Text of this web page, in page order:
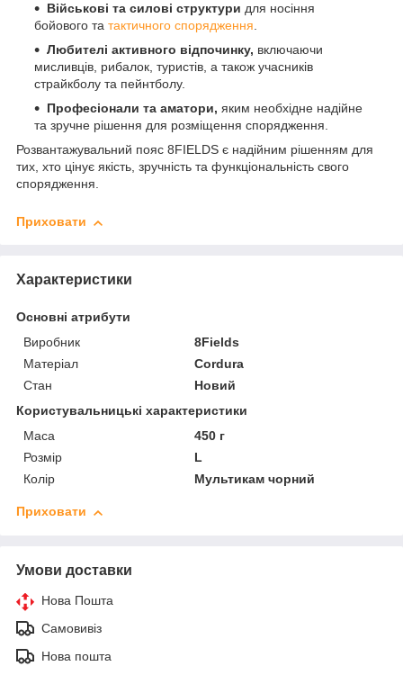
Військові та силові структури для носіння
бойового та тактичного спорядження.
Любителі активного відпочинку, включаючи
мисливців, рибалок, туристів, а також учасників
страйкболу та пейнтболу.
Професіонали та аматори, яким необхідне надійне
та зручне рішення для розміщення спорядження.
Розвантажувальний пояс 8FIELDS є надійним рішенням для
тих, хто цінує якість, зручність та функціональність свого
спорядження.
Приховати
Характеристики
Основні атрибути
Виробник
8Fields
Матеріал
Cordura
Стан
Новий
Користувальницькі характеристики
Маса
450 г
Розмір
L
Колір
Мультикам чорний
Приховати
Умови доставки
Нова Пошта
Самовивіз
Нова пошта